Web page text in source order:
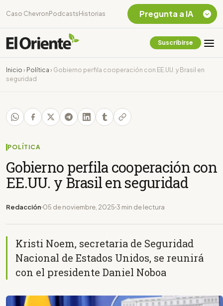
Caso Chevron Podcasts Historias
Suscribirse
Inicio › Política › Gobierno perfila cooperación con EE.UU. y Brasil en
seguridad
POLÍTICA
Gobierno perfila cooperación con
EE.UU. y Brasil en seguridad
Redacción 05 de noviembre, 2025 3 min de lectura
Kristi Noem, secretaria de Seguridad
Nacional de Estados Unidos, se reunirá
con el presidente Daniel Noboa
Pregunta a IA
Chevron Ecuador